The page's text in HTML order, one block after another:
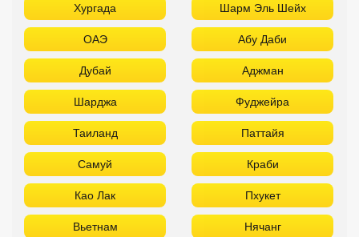
Хургада Шарм Эль Шейх
ОАЭ Абу Даби
Дубай Аджман
Шарджа Фуджейра
Таиланд Паттайя
Самуй Краби
Као Лак Пхукет
Вьетнам Нячанг